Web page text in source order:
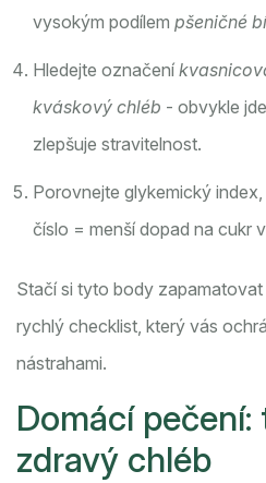
vysokým podílem pšeničné
Hledejte označení
kváskový chléb - obvykle
zlepšuje stravitelnost.
Porovnejte glykemický index
číslo = menší dopad na cukr
Stačí si tyto body
rychlý checklist, který vás
nástrahami.
Domácí pečení:
zdravý chléb